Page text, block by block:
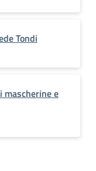
Tondi
mascherine e